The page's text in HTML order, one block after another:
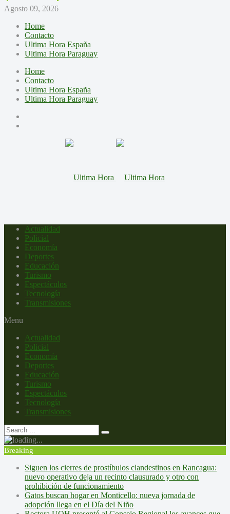
Agosto 09, 2026
Home
Contacto
Ultima Hora España
Ultima Hora Paraguay
Home
Contacto
Ultima Hora España
Ultima Hora Paraguay
Actualidad
Policial
Economía
Deportes
Educación
Turismo
Espectáculos
Tecnología
Transmisiones
Menu
Actualidad
Policial
Economía
Deportes
Educación
Turismo
Espectáculos
Tecnología
Transmisiones
Breaking
Siguen los cierres de prostíbulos clandestinos en Rancagua:
nuevo operativo deja un recinto clausurado y otro con
prohibición de funcionamiento
Gatos buscan hogar en Monticello: nueva jornada de
adopción llega en el Día del Niño